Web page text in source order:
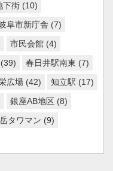
下街 (10)
阜市新庁舎 (7)
市民会館 (4)
(39) 春日井駅南東 (7)
広場 (42) 知立駅 (17)
銀座AB地区 (8)
タワマン (9)